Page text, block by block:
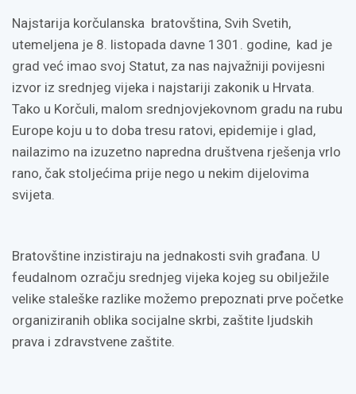
Najstarija korčulanska bratovština, Svih Svetih,
utemeljena je 8. listopada davne 1301. godine, kad je
grad već imao svoj Statut, za nas najvažniji povijesni
izvor iz srednjeg vijeka i najstariji zakonik u Hrvata.
Tako u Korčuli, malom srednjovjekovnom gradu na rubu
Europe koju u to doba tresu ratovi, epidemije i glad,
nailazimo na izuzetno napredna društvena rješenja vrlo
rano, čak stoljećima prije nego u nekim dijelovima
svijeta.
Bratovštine inzistiraju na jednakosti svih građana. U
feudalnom ozračju srednjeg vijeka kojeg su obilježile
velike staleške razlike možemo prepoznati prve početke
organiziranih oblika socijalne skrbi, zaštite ljudskih
prava i zdravstvene zaštite.